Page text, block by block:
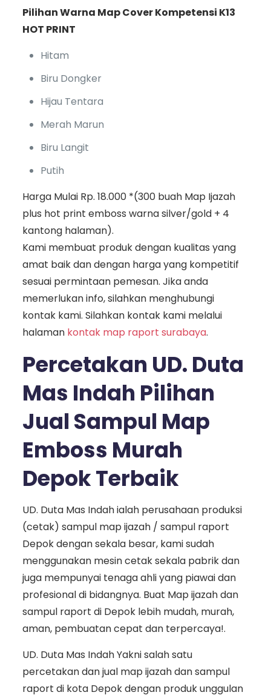
Pilihan Warna Map Cover Kompetensi K13
HOT PRINT
Hitam
Biru Dongker
Hijau Tentara
Merah Marun
Biru Langit
Putih
Harga Mulai Rp. 18.000 *(300 buah Map Ijazah
plus hot print emboss warna silver/gold + 4
kantong halaman).
Kami membuat produk dengan kualitas yang
amat baik dan dengan harga yang kompetitif
sesuai permintaan pemesan. Jika anda
memerlukan info, silahkan menghubungi
kontak kami. Silahkan kontak kami melalui
halaman kontak map raport surabaya.
Percetakan UD. Duta
Mas Indah Pilihan
Jual Sampul Map
Emboss Murah
Depok Terbaik
UD. Duta Mas Indah ialah perusahaan produksi
(cetak) sampul map ijazah / sampul raport
Depok dengan sekala besar, kami sudah
menggunakan mesin cetak sekala pabrik dan
juga mempunyai tenaga ahli yang piawai dan
profesional di bidangnya. Buat Map ijazah dan
sampul raport di Depok lebih mudah, murah,
aman, pembuatan cepat dan terpercaya!.
UD. Duta Mas Indah Yakni salah satu
percetakan dan jual map ijazah dan sampul
raport di kota Depok dengan produk unggulan